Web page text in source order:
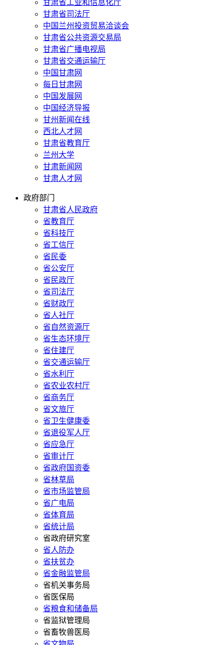
甘肃省工业和信息化厅
甘肃省司法厅
中国兰州投资贸易洽谈会
甘肃省公共资源交易局
甘肃省广播电视局
甘肃省交通运输厅
中国甘肃网
每日甘肃网
中国发展网
中国经济导报
甘州新闻在线
西北人才网
甘肃省教育厅
兰州大学
甘肃新闻网
甘肃人才网
政府部门
甘肃省人民政府
省教育厅
省科技厅
省工信厅
省民委
省公安厅
省民政厅
省司法厅
省财政厅
省人社厅
省自然资源厅
省生态环境厅
省住建厅
省交通运输厅
省水利厅
省农业农村厅
省商务厅
省文旅厅
省卫生健康委
省退役军人厅
省应急厅
省审计厅
省政府国资委
省林草局
省市场监管局
省广电局
省体育局
省统计局
省政府研究室
省人防办
省扶贫办
省金融监管局
省机关事务局
省医保局
省粮食和储备局
省监狱管理局
省畜牧兽医局